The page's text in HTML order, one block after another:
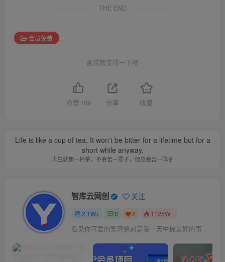
THE END
会员免费
喜欢就支持一下吧
点赞 109 分享 收藏
Life is like a cup of tea. It won't be bitter for a lifetime but for a
short while anyway.
人生就像一杯茶，不会苦一辈子，但总会苦一阵子
智库云网创 关注
2.1W+ 0 2 1125W+
看见你可爱的笑容绝对是我一天中最美好的事